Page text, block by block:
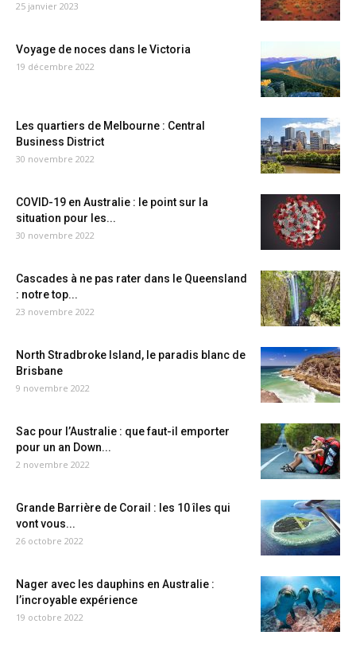
25 janvier 2023
Voyage de noces dans le Victoria
19 décembre 2022
Les quartiers de Melbourne : Central
Business District
30 novembre 2022
COVID-19 en Australie : le point sur la
situation pour les...
30 novembre 2022
Cascades à ne pas rater dans le Queensland
: notre top...
23 novembre 2022
North Stradbroke Island, le paradis blanc de
Brisbane
9 novembre 2022
Sac pour l’Australie : que faut-il emporter
pour un an Down...
2 novembre 2022
Grande Barrière de Corail : les 10 îles qui
vont vous...
26 octobre 2022
Nager avec les dauphins en Australie :
l’incroyable expérience
19 octobre 2022